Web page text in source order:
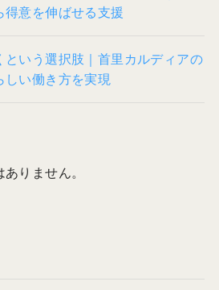
意を伸ばせる支援
という選択肢｜首里カルディアの
い働き方を実現
りません。